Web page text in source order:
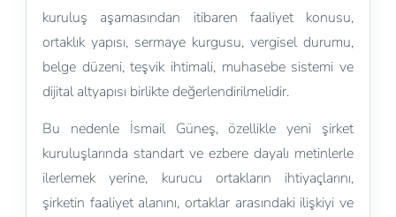
kuruluş aşamasından itibaren faaliyet konusu,
ortaklık yapısı, sermaye kurgusu, vergisel durumu,
belge düzeni, teşvik ihtimali, muhasebe sistemi ve
dijital altyapısı birlikte değerlendirilmelidir.
Bu nedenle İsmail Güneş, özellikle yeni şirket
kuruluşlarında standart ve ezbere dayalı metinlerle
ilerlemek yerine, kurucu ortakların ihtiyaçlarını,
şirketin faaliyet alanını, ortaklar arasındaki ilişkiyi ve